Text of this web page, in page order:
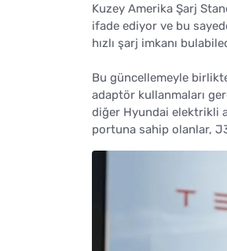
Kuzey Amerika Şarj
ifade ediyor ve bu
hızlı şarj imkanı
Bu güncellemeyle
adaptör kullanmaları
diğer Hyundai elektrikli
portuna sahip olanlar,